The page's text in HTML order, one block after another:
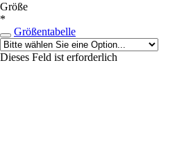
Größe
*
Größentabelle
Dieses Feld ist erforderlich